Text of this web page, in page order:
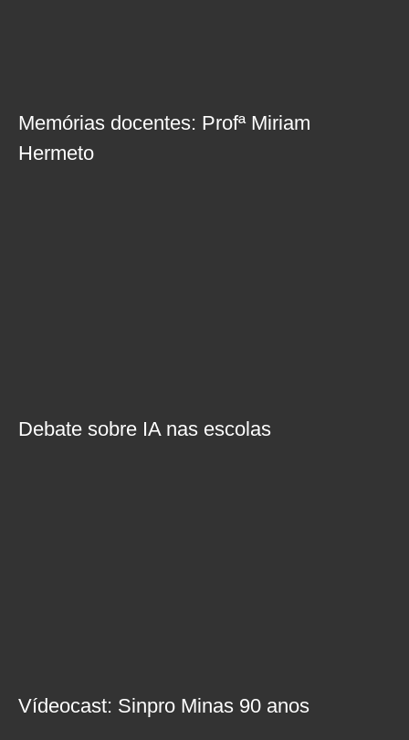
Memórias docentes: Profª Miriam
Hermeto
Debate sobre IA nas escolas
Vídeocast: Sinpro Minas 90 anos